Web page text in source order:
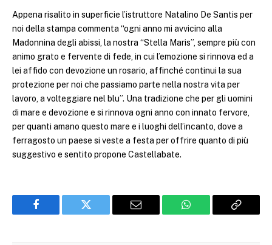
Appena risalito in superficie l’istruttore Natalino De Santis per
noi della stampa commenta “ogni anno mi avvicino alla
Madonnina degli abissi, la nostra “Stella Maris”, sempre più con
animo grato e fervente di fede, in cui l’emozione si rinnova ed a
lei affido con devozione un rosario, affinché continui la sua
protezione per noi che passiamo parte nella nostra vita per
lavoro, a volteggiare nel blu”. Una tradizione che per gli uomini
di mare e devozione e si rinnova ogni anno con innato fervore,
per quanti amano questo mare e i luoghi dell’incanto, dove a
ferragosto un paese si veste a festa per offrire quanto di più
suggestivo e sentito propone Castellabate.
Facebook Twitter Email WhatsApp Copy